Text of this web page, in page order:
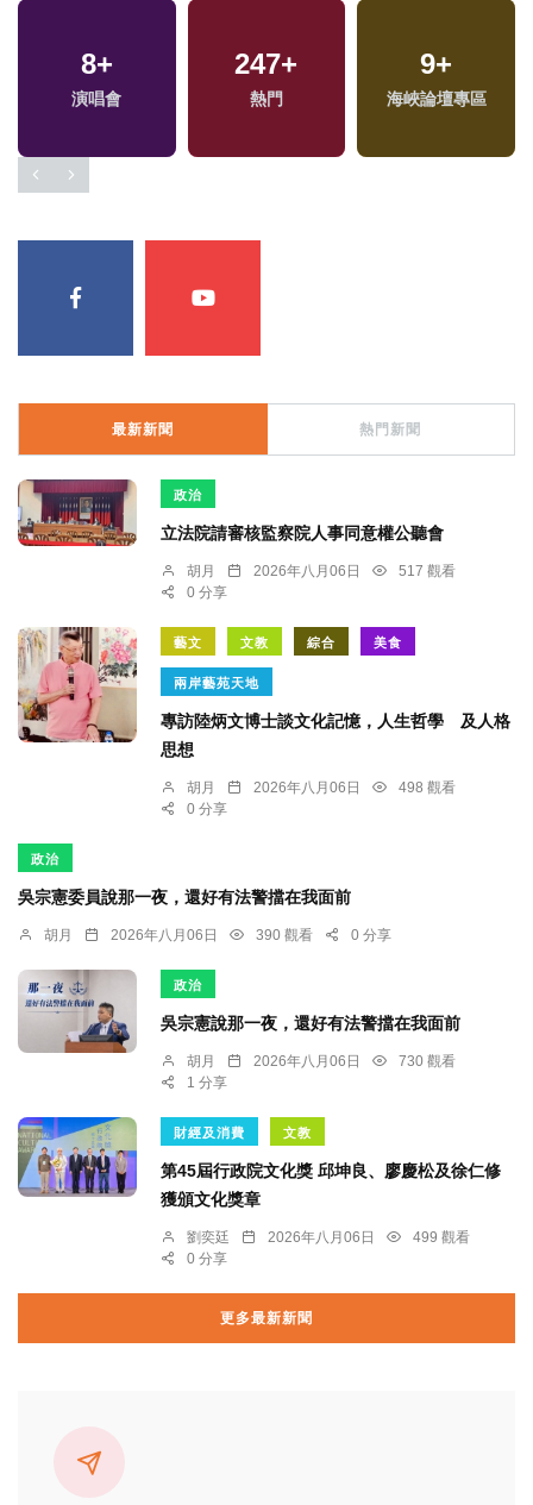
8+
演唱會
247+
熱門
9+
海峽論壇專區
最新新聞 熱門新聞
政治
立法院請審核監察院人事同意權公聽會
胡月 2026年八月06日
517 觀看
0 分享
藝文 文教 綜合 美食
兩岸藝苑天地
專訪陸炳文博士談文化記憶，人生哲學 及人格
思想
胡月 2026年八月06日
498 觀看
0 分享
政治
吳宗憲委員說那一夜，還好有法警擋在我面前
胡月 2026年八月06日 390 觀看 0 分享
政治
吳宗憲說那一夜，還好有法警擋在我面前
胡月 2026年八月06日
730 觀看
1 分享
財經及消費 文教
第45屆行政院文化獎 邱坤良、廖慶松及徐仁修
獲頒文化獎章
劉奕廷 2026年八月06日
499 觀看
0 分享
更多最新新聞